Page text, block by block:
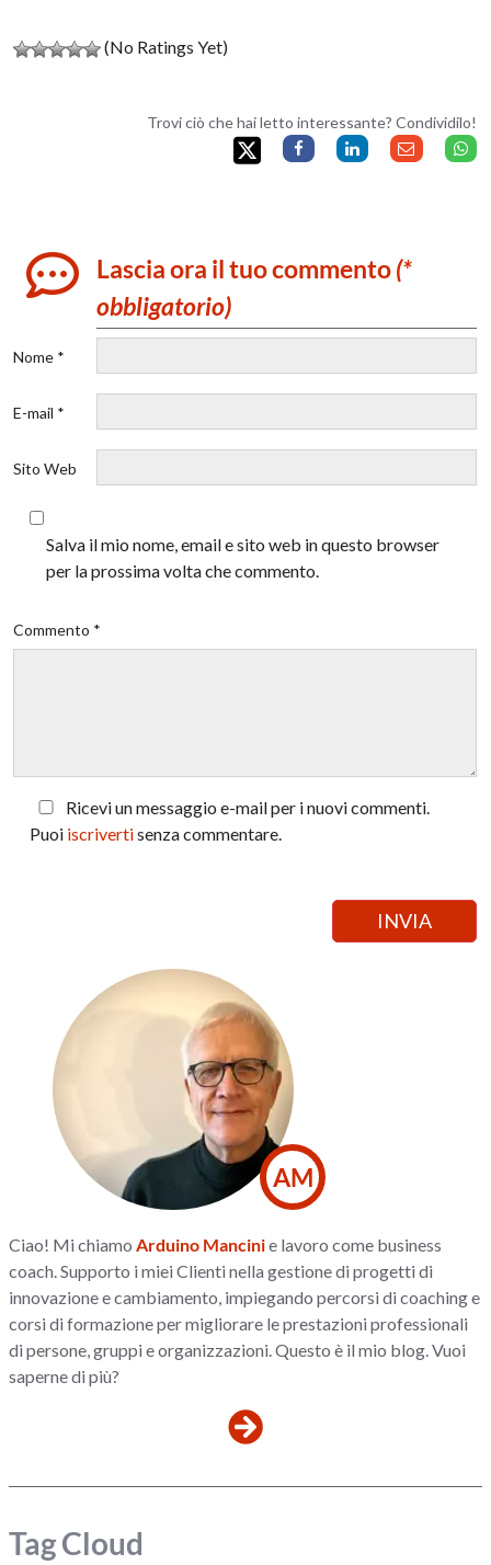
(No Ratings Yet)
Trovi ciò che hai letto interessante? Condividilo!
Lascia ora il tuo commento(*
obbligatorio)
Nome *
E-mail *
Sito Web
Salva il mio nome, email e sito web in questo browser
per la prossima volta che commento.
Commento *
Ricevi un messaggio e-mail per i nuovi commenti.
Puoi iscrivertisenza commentare.
AM
Ciao! Mi chiamoArduino Mancinie lavoro come business
coach. Supporto i miei Clienti nella gestione di progetti di
innovazione e cambiamento, impiegando percorsi di coaching e
corsi di formazione per migliorare le prestazioni professionali
di persone, gruppi e organizzazioni. Questo è il mio blog. Vuoi
saperne di più?
Tag Cloud